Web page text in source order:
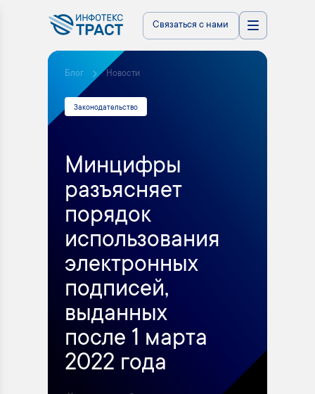
Связаться с нами
Блог Новости
Законодательство
Минцифры
разъясняет
порядок
использования
электронных
подписей,
выданных
после 1 марта
2022 года